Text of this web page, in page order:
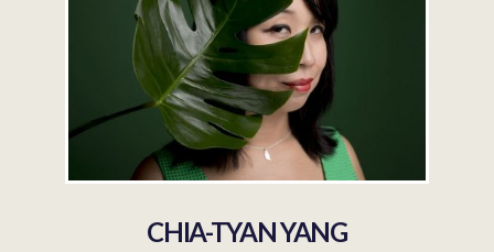
CHIA-TYAN YANG